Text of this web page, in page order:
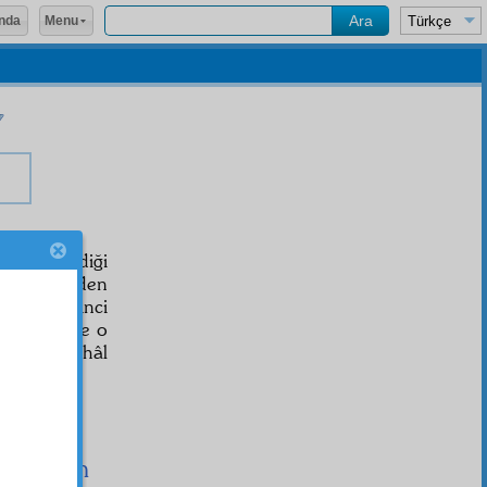
görmediği
nev'inden
Birinci
eder ve o
o hâl
beyan
Menu